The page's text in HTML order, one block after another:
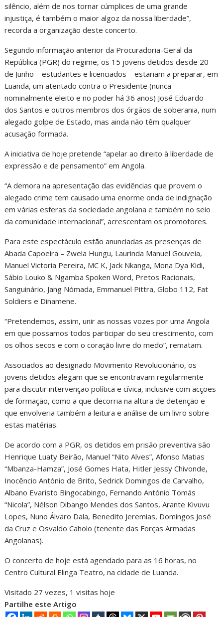
silêncio, além de nos tornar cúmplices de uma grande
injustiça, é também o maior algoz da nossa liberdade”,
recorda a organização deste concerto.
Segundo informação anterior da Procuradoria-Geral da
República (PGR) do regime, os 15 jovens detidos desde 20
de Junho – estudantes e licenciados – estariam a preparar, em
Luanda, um atentado contra o Presidente (nunca
nominalmente eleito e no poder há 36 anos) José Eduardo
dos Santos e outros membros dos órgãos de soberania, num
alegado golpe de Estado, mas ainda não têm qualquer
acusação formada.
A iniciativa de hoje pretende “apelar ao direito à liberdade de
expressão e de pensamento” em Angola.
“A demora na apresentação das evidências que provem o
alegado crime tem causado uma enorme onda de indignação
em várias esferas da sociedade angolana e também no seio
da comunidade internacional”, acrescentam os promotores.
Para este espectáculo estão anunciadas as presenças de
Abada Capoeira – Zwela Hungu, Laurinda Manuel Gouveia,
Manuel Victoria Pereira, MC K, Jack Nkanga, Mona Dya Kidi,
Sábio Louko & Ngamba Spoken Word, Pretos Racionais,
Sanguinário, Jang Nómada, Emmanuel Pittra, Globo 112, Fat
Soldiers e Dinamene.
“Pretendemos, assim, unir as nossas vozes por uma Angola
em que possamos todos participar do seu crescimento, com
os olhos secos e com o coração livre do medo”, rematam.
Associados ao designado Movimento Revolucionário, os
jovens detidos alegam que se encontravam regularmente
para discutir intervenção política e cívica, inclusive com acções
de formação, como a que decorria na altura de detenção e
que envolveria também a leitura e análise de um livro sobre
estas matérias.
De acordo com a PGR, os detidos em prisão preventiva são
Henrique Luaty Beirão, Manuel “Nito Alves”, Afonso Matias
“Mbanza-Hamza”, José Gomes Hata, Hitler Jessy Chivonde,
Inocêncio António de Brito, Sedrick Domingos de Carvalho,
Albano Evaristo Bingocabingo, Fernando António Tomás
“Nicola”, Nélson Dibango Mendes dos Santos, Arante Kivuvu
Lopes, Nuno Álvaro Dala, Benedito Jeremias, Domingos José
da Cruz e Osvaldo Caholo (tenente das Forças Armadas
Angolanas).
O concerto de hoje está agendado para as 16 horas, no
Centro Cultural Elinga Teatro, na cidade de Luanda.
Visitado 27 vezes, 1 visitas hoje
Partilhe este Artigo